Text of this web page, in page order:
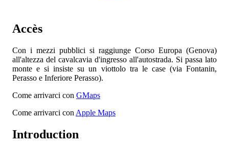
Accès
Con i mezzi pubblici si raggiunge Corso Europa (Genova)
all'altezza del cavalcavia d'ingresso all'autostrada. Si passa lato
monte e si insiste su un viottolo tra le case (via Fontanin,
Perasso e Inferiore Perasso).
Come arrivarci con GMaps
Come arrivarci con Apple Maps
Introduction